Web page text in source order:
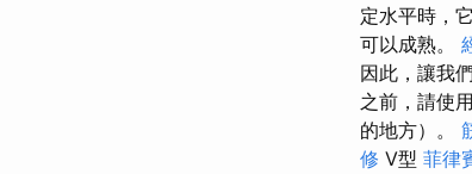
定水平時，
可以成熟。
因此，讓我
之前，請使
的地方）。
修 V型 菲律